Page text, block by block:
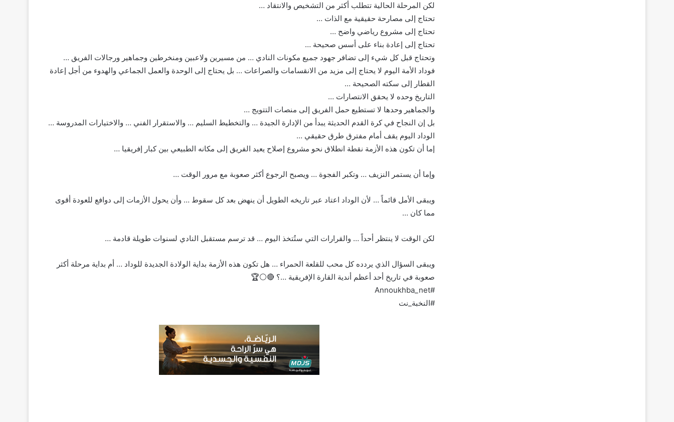
لكن المرحلة الحالية تتطلب أكثر من التشخيص والانتقاد …
تحتاج إلى مصارحة حقيقية مع الذات …
تحتاج إلى مشروع رياضي واضح …
تحتاج إلى إعادة بناء على أسس صحيحة …
وتحتاج قبل كل شيء إلى تضافر جهود جميع مكونات النادي … من مسيرين ولاعبين ومنخرطين وجماهير ورجالات الفريق …
فوداد الأمة اليوم لا يحتاج إلى مزيد من الانقسامات والصراعات … بل يحتاج إلى الوحدة والعمل الجماعي والهدوء من أجل إعادة
القطار إلى سكته الصحيحة …
التاريخ وحده لا يحقق الانتصارات …
والجماهير وحدها لا تستطيع حمل الفريق إلى منصات التتويج …
بل إن النجاح في كرة القدم الحديثة يبدأ من الإدارة الجيدة … والتخطيط السليم … والاستقرار الفني … والاختيارات المدروسة …
الوداد اليوم يقف أمام مفترق طرق حقيقي …
إما أن تكون هذه الأزمة نقطة انطلاق نحو مشروع إصلاح يعيد الفريق إلى مكانه الطبيعي بين كبار إفريقيا …
وإما أن يستمر النزيف … وتكبر الفجوة … ويصبح الرجوع أكثر صعوبة مع مرور الوقت …
ويبقى الأمل قائماً … لأن الوداد اعتاد عبر تاريخه الطويل أن ينهض بعد كل سقوط … وأن يحول الأزمات إلى دوافع للعودة أقوى
مما كان …
لكن الوقت لا ينتظر أحداً … والقرارات التي ستُتخذ اليوم … قد ترسم مستقبل النادي لسنوات طويلة قادمة …
ويبقى السؤال الذي يردده كل محب للقلعة الحمراء … هل تكون هذه الأزمة بداية الولادة الجديدة للوداد … أم بداية مرحلة أكثر
صعوبة في تاريخ أحد أعظم أندية القارة الإفريقية …؟ 🔴⚪🏆
#Annoukhba_net
#النخبة_نت